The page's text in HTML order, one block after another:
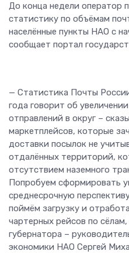
До конца недели оператор
статистику по объёмам
населённые пункты НАО с
сообщает портал
— Статистика Почты
года говорит об
отправлений в округ –
маркетплейсов, которые
доставки посылок не
отдалённых территорий,
отсутствием наземного
Попробуем сформировать
среднесрочную
поймём загрузку и
чартерных рейсов по
губернатора –
экономики НАО Сергей